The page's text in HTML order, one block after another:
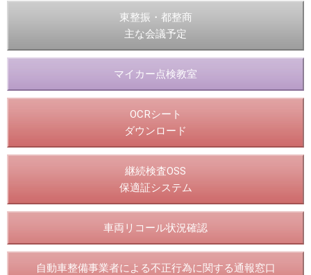
東整振・都整商
主な会議予定
マイカー点検教室
OCRシート
ダウンロード
継続検査OSS
保適証システム
車両リコール状況確認
自動車整備事業者による不正行為に関する通報窓口